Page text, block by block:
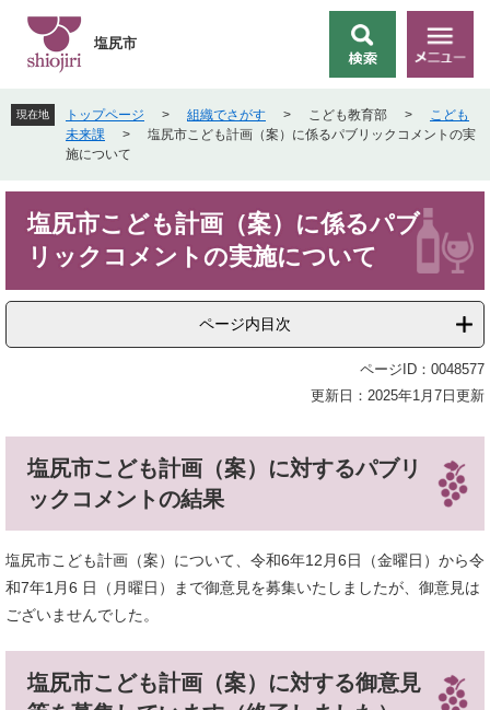
先
頭
。
を
飛
て
索
メ
ニ
塩尻市
現在地 トップページ > 組織でさがす > こども教育部 >
こども
未来課
>
塩尻市こども計画（案）に係るパブリックコメントの実
施について
塩尻市こども計画（案）に係るパブ
リックコメントの実施について
ページ内目次
ページID：0048577
更新日：2025年1月7日更新
塩尻市こども計画（案）に対するパブリ
ックコメントの結果
塩尻市こども計画（案）について、令和6年12月6日（金曜日）から令
和7年1月6 日（月曜日）まで御意見を募集いたしましたが、御意見は
ございませんでした。
塩尻市こども計画（案）に対する御意見